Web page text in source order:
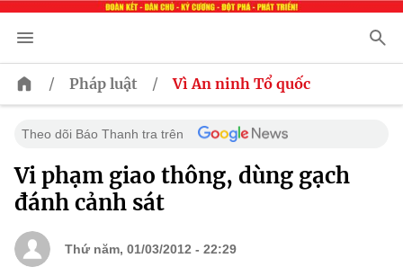
/ Pháp luật / Vì An ninh Tổ quốc
Theo dõi Báo Thanh tra trên
Vi phạm giao thông, dùng gạch
đánh cảnh sát
Thứ năm, 01/03/2012 - 22:29